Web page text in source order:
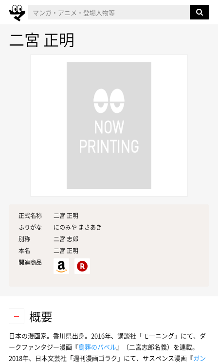
二宮 正明
正式名称
二宮 正明
ふりがな
にのみや まさあき
別称
二宮 志郎
本名
二宮 正明
関連商品
概要
日本の漫画家。香川県出身。2016年、講談社「モーニング」にて、ダ
ークファンタジー漫画『鳥葬のバベル』（二宮志郎名義）を連載。
2018年、日本文芸社「週刊漫画ゴラク」にて、サスペンス漫画『ガン